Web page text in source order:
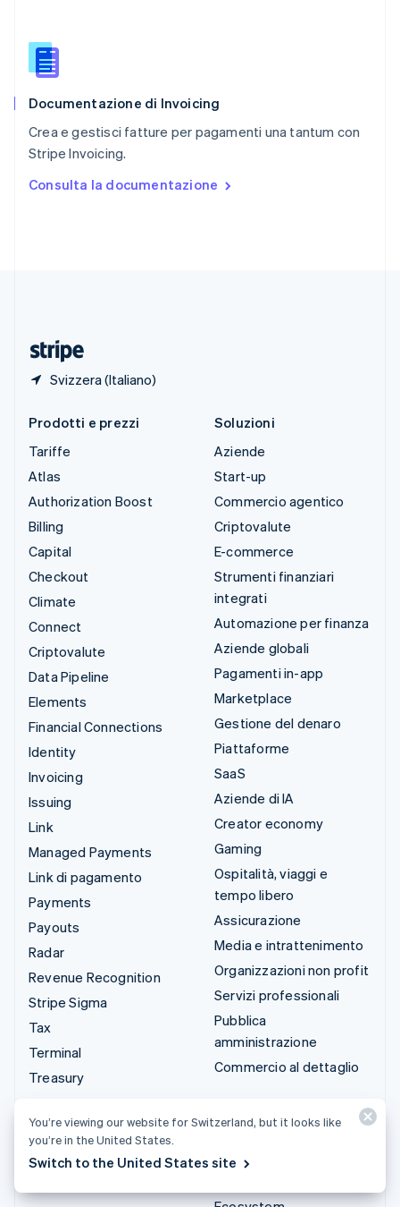
Documentazione di Invoicing
Crea e gestisci fatture per pagamenti una tantum con
Stripe Invoicing.
Consulta la documentazione
Svizzera (Italiano)
English
Slovacchia
Slovenia
Spagna
EspañolEnglish
English Español简体中文
Prodotti e prezzi
Tariffe
Atlas
Authorization Boost
Billing
Capital
Checkout
Climate
Connect
Criptovalute
Data Pipeline
Elements
Financial Connections
Identity
Invoicing
Issuing
Link
Managed Payments
Link di pagamento
Payments
Payouts
Radar
Revenue Recognition
Stripe Sigma
Tax
Terminal
Treasury
Soluzioni
Aziende
Start-up
Commercio agentico
Criptovalute
E-commerce
Strumenti finanziari
integrati
Automazione per finanza
Aziende globali
Pagamenti in-app
Marketplace
Gestione del denaro
Piattaforme
SaaS
Aziende di IA
Creator economy
Gaming
Ospitalità, viaggi e
tempo libero
Assicurazione
Media e intrattenimento
Organizzazioni non profit
Servizi professionali
Pubblica
amministrazione
Commercio al dettaglio
Integrazioni e soluzioni
personalizzate
Stripe App Marketplace
You’re viewing our website for Switzerland, but it looks like
you’re in the United States.
Switch to the United States site